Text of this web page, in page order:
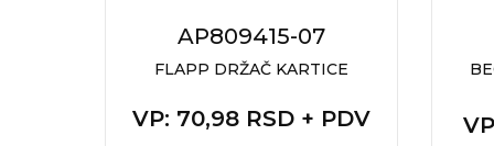
RADNA OPREMA
AP809415-07
FLAPP DRŽAČ KARTICE
VP: 70,98 RSD + PDV VP